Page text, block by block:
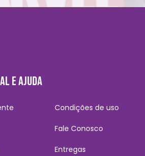
E AJUDA
Condições de uso
Fale Conosco
Entregas